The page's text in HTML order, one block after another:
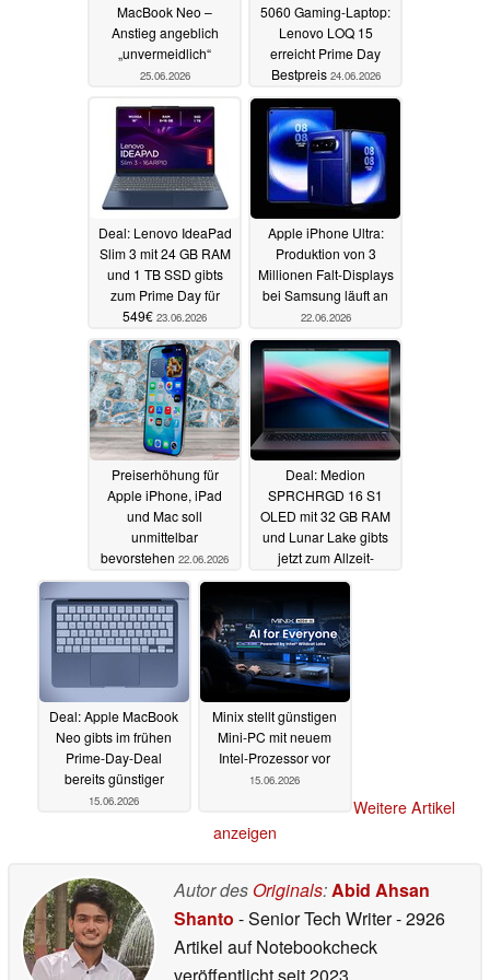
MacBook Neo –
Anstieg angeblich
„unvermeidlich“
25.06.2026
5060 Gaming-Laptop:
Lenovo LOQ 15
erreicht Prime Day
Bestpreis 24.06.2026
Deal: Lenovo IdeaPad
Slim 3 mit 24 GB RAM
und 1 TB SSD gibts
zum Prime Day für
549€ 23.06.2026
Apple iPhone Ultra:
Produktion von 3
Millionen Falt-Displays
bei Samsung läuft an
22.06.2026
Preiserhöhung für
Apple iPhone, iPad
und Mac soll
unmittelbar
bevorstehen 22.06.2026
Deal: Medion
SPRCHRGD 16 S1
OLED mit 32 GB RAM
und Lunar Lake gibts
jetzt zum Allzeit-
Bestpreis22.06.2026
Deal: Apple MacBook
Neo gibts im frühen
Prime-Day-Deal
bereits günstiger
15.06.2026
Minix stellt günstigen
Mini-PC mit neuem
Intel-Prozessor vor
15.06.2026
Weitere Artikel
anzeigen
Autor des Originals:Abid Ahsan
Shanto - Senior Tech Writer- 2926
Artikel auf Notebookcheck